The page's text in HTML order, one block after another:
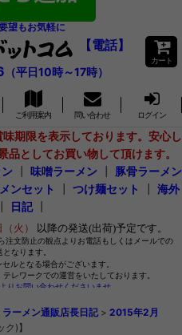
望もお気軽に
【電話】
（平日10時～17時）
カート
ご利用案内 問い合わせ ログイン
期限を表示しております。安心し
としてお買い物して頂けます。
味噌ラーメン
豚骨ラーメン
ンセット つけ麺セット
海外
日記┃
ラーメン通販店長日記 > 2015年2月
)】